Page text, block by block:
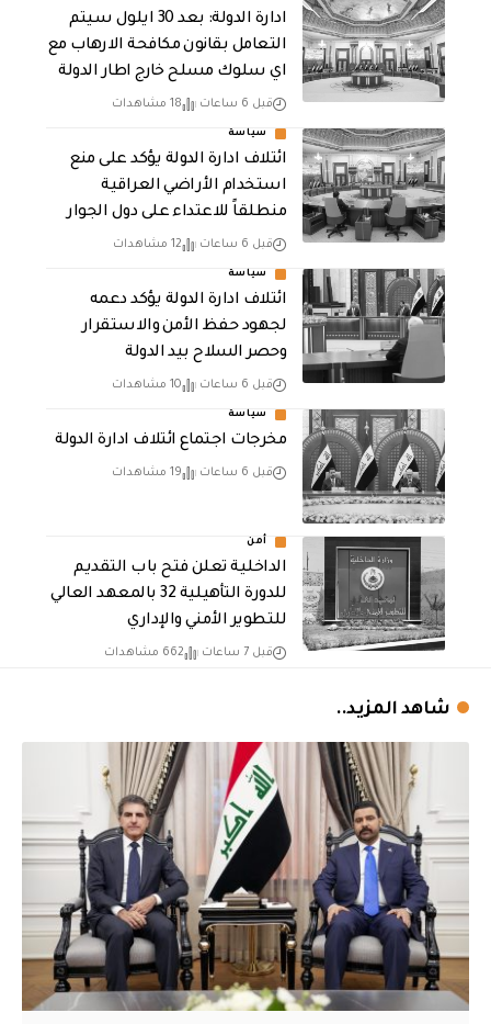
ادارة الدولة: بعد 30 ايلول سيتم
التعامل بقانون مكافحة الارهاب مع
اي سلوك مسلح خارج اطار الدولة
قبل 6 ساعات 18 مشاهدات
سياسة
ائتلاف ادارة الدولة يؤكد على منع
استخدام الأراضي العراقية
منطلقاً للاعتداء على دول الجوار
قبل 6 ساعات 12 مشاهدات
سياسة
ائتلاف ادارة الدولة يؤكد دعمه
لجهود حفظ الأمن والاستقرار
وحصر السلاح بيد الدولة
قبل 6 ساعات 10 مشاهدات
سياسة
مخرجات اجتماع ائتلاف ادارة الدولة
قبل 6 ساعات 19 مشاهدات
أمن
الداخلية تعلن فتح باب التقديم
للدورة التأهيلية 32 بالمعهد العالي
للتطوير الأمني والإداري
قبل 7 ساعات 662 مشاهدات
شاهد المزيد..